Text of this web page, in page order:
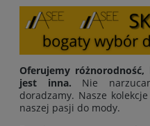
Oferujemy
jest inna. Nie
doradzamy. Nasze
naszej pasji do mody.